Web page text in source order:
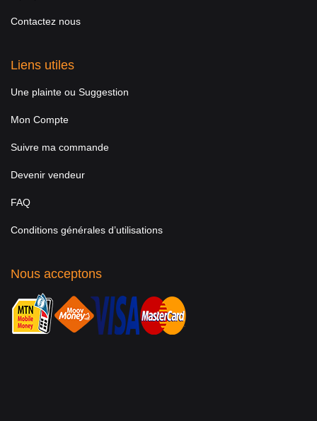
Contactez nous
Liens utiles
Une plainte ou Suggestion
Mon Compte
Suivre ma commande
Devenir vendeur
FAQ
Conditions générales d’utilisations
Nous acceptons